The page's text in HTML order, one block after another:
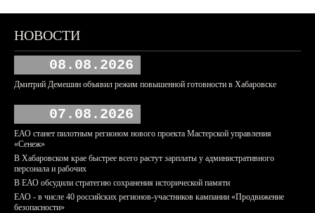
НОВОСТИ
08.08.2026
Дмитрий Демешин объявил режим повышенной готовности в Хабаровске
07.08.2026
ЕАО станет пилотным регионом нового проекта Мастерской управления
«Сенеж»
В Хабаровском крае быстрее всего растут зарплаты у административного
персонала и рабочих
В ЕАО обсудили стратегию сохранения исторической памяти
ЕАО - в числе 40 российских регионов-участников кампании «Продвижение
безопасности»